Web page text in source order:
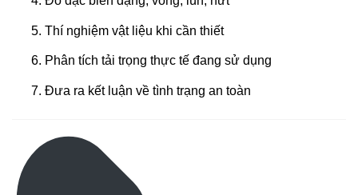
Thí nghiệm vật liệu khi cần thiết
Phân tích tải trọng thực tế đang sử dụng
Đưa ra kết luận về tình trạng an toàn